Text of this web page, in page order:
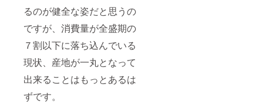
るのが健全な姿だと思うの
ですが、消費量が全盛期の
７割以下に落ち込んでいる
現状、産地が一丸となって
出来ることはもっとあるは
ずです。